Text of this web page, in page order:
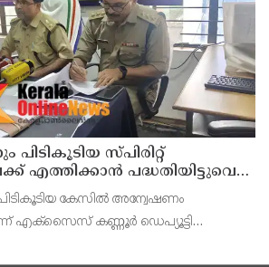
പിടികൂടിയ സ്പിരിറ്റ്
എത്തിക്കാൻ പദ്ധതിയിട്ടുവെന്ന്
കമ്മിഷണർ
പിടികൂടിയ കേസിൽ അന്വേഷണം
എക്സൈസ് കണ്ണൂർ ഡെപ്യൂട്ടി